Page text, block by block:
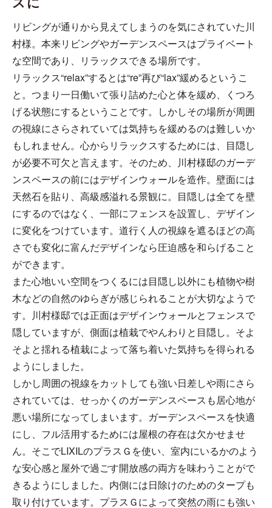
リビングが通りから見えてしまうのを気にされていた川
村様。本来リビングやガーデンスペースはプライベート
な空間であり、リラックスできる場所です。
リラックス“relax”するとは“re”再び“lax”緩めるというこ
と。つまり一日働いて張り詰めた心と体を緩め、くつろ
げる状態にするということです。しかしその場所が周囲
の視線にさらされていては気持ちを緩めるのは難しいか
もしれません。心からリラックスするためには、目隠し
が必要不可欠と言えます。そのため、川村様邸のガーデ
ンスペースの前にはデザインウォールを造作。壁面には
天然石を貼り、高級感溢れる景観に。目隠しは全てを壁
にするのではなく、一部にフェンスを設置し、デザイン
に変化をつけています。道行く人の視線を遮るほどの高
さでも変化に富んだデザインなら圧迫感を和らげること
ができます。
また心地いい空間をつくるには目隠し以外にも植物や樹
木などの自然のゆらぎが感じられることが大切なようで
す。川村様邸では正面はデザインウォールとフェンスで
隠していますが、側面は植栽でやんわりと目隠し。そよ
そよと揺れる植栽によって落ち着いた気持ちを得られる
ようにしました。
しかし周囲の視線をカットしても強い日差しや雨にさら
されていては、せっかくのガーデンスペースも居心地が
悪い場所になってしまいます。ガーデンスペースを快適
にし、フル活用するためには屋根の存在は欠かせませ
ん。そこでLIXILのプラスＧを使い、室内にいるかのよう
な安心感と屋外で過ごす開放感の両方を味わうことがで
きるようにしました。内側には日除けのためのタープも
取り付けています。プラスＧによって突然の雨にも強い